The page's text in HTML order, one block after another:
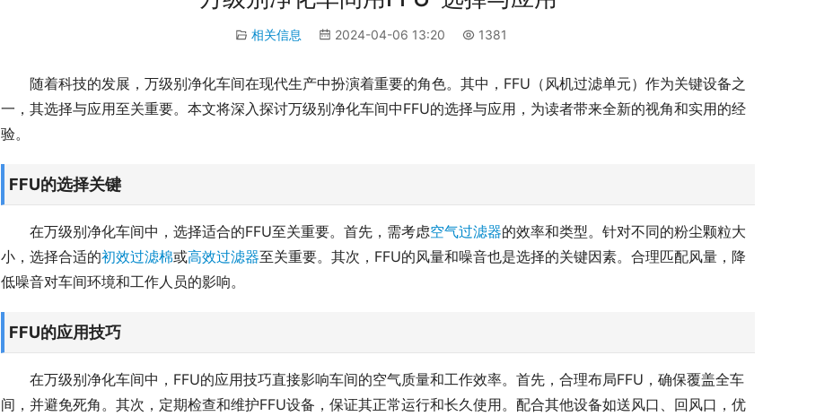
相关信息 2024-04-06 13:20 1381
随着科技的发展，万级别净化车间在现代生产中扮演着重要的角色。其中，FFU（风机过滤单元）作为关键设备之
一，其选择与应用至关重要。本文将深入探讨万级别净化车间中FFU的选择与应用，为读者带来全新的视角和实用的经
验。
FFU的选择关键
在万级别净化车间中，选择适合的FFU至关重要。首先，需考虑空气过滤器的效率和类型。针对不同的粉尘颗粒大
小，选择合适的初效过滤棉或高效过滤器至关重要。其次，FFU的风量和噪音也是选择的关键因素。合理匹配风量，降
低噪音对车间环境和工作人员的影响。
FFU的应用技巧
在万级别净化车间中，FFU的应用技巧直接影响车间的空气质量和工作效率。首先，合理布局FFU，确保覆盖全车
间，并避免死角。其次，定期检查和维护FFU设备，保证其正常运行和长久使用。配合其他设备如送风口、回风口，优